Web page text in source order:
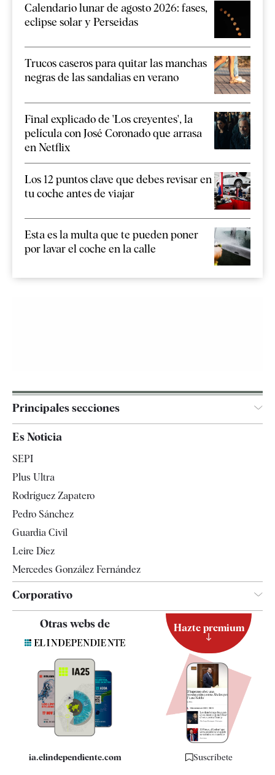
Calendario lunar de agosto 2026: fases,
eclipse solar y Perseidas
Trucos caseros para quitar las manchas
negras de las sandalias en verano
Final explicado de 'Los creyentes', la
película con José Coronado que arrasa
en Netflix
Los 12 puntos clave que debes revisar en
tu coche antes de viajar
Esta es la multa que te pueden poner
por lavar el coche en la calle
Principales secciones
Televisión
Es Noticia
SEPI
Plus Ultra
Rodríguez Zapatero
Pedro Sánchez
Guardia Civil
Leire Díez
Mercedes González Fernández
Corporativo
Quiénes somos
Especificaciones
Otras webs de
ia.elindependiente.com
Hazte premium
Suscríbete